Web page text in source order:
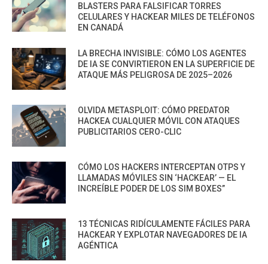
BLASTERS PARA FALSIFICAR TORRES
CELULARES Y HACKEAR MILES DE TELÉFONOS
EN CANADÁ
LA BRECHA INVISIBLE: CÓMO LOS AGENTES
DE IA SE CONVIRTIERON EN LA SUPERFICIE DE
ATAQUE MÁS PELIGROSA DE 2025–2026
OLVIDA METASPLOIT: CÓMO PREDATOR
HACKEA CUALQUIER MÓVIL CON ATAQUES
PUBLICITARIOS CERO-CLIC
CÓMO LOS HACKERS INTERCEPTAN OTPS Y
LLAMADAS MÓVILES SIN ‘HACKEAR’ — EL
INCREÍBLE PODER DE LOS SIM BOXES”
13 TÉCNICAS RIDÍCULAMENTE FÁCILES PARA
HACKEAR Y EXPLOTAR NAVEGADORES DE IA
AGÉNTICA